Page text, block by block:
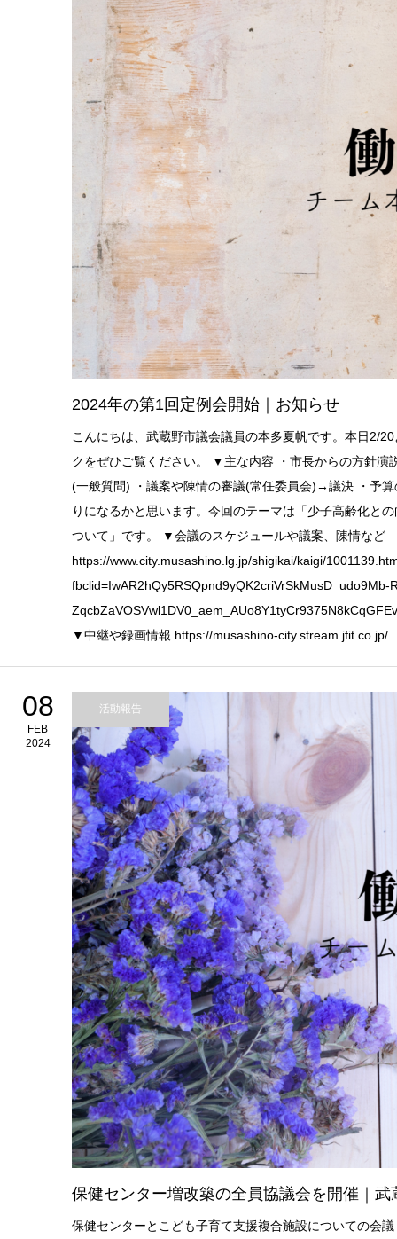
2024年の第1回定例会開始｜お知らせ
こんにちは、武蔵野市議会議員の本多夏帆です。本日2/
クをぜひご覧ください。 ▼主な内容 ・市長からの方針演
(一般質問) ・議案や陳情の審議(常任委員会)→議決 ・予
りになるかと思います。今回のテーマは「少子高齢化と
ついて」です。 ▼会議のスケジュールや議案、陳情など
https://www.city.musashino.lg.jp/shigikai/kaigi/
fbclid=IwAR2hQy5RSQpnd9yQK2criVrSkMusD_udo9Mb-
▼中継や録画情報 https://musashino-city.stream.jfit.co.jp/
08
FEB
2024
活動報告
保健センター増改築の全員協議会を開催｜武
保健センターとこども子育て支援複合施設についての会